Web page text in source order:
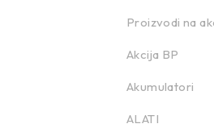
Proizvodi na
Akcija BP
Akumulatori
ALATI